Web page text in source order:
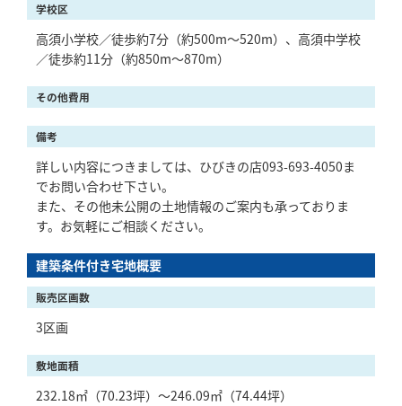
学校区
高須小学校／徒歩約7分（約500m～520m）、高須中学校
／徒歩約11分（約850m～870m）
その他費用
備考
詳しい内容につきましては、ひびきの店093-693-4050ま
でお問い合わせ下さい。
また、その他未公開の土地情報のご案内も承っておりま
す。お気軽にご相談ください。
建築条件付き宅地概要
販売区画数
3区画
敷地面積
232.18㎡（70.23坪）～246.09㎡（74.44坪）